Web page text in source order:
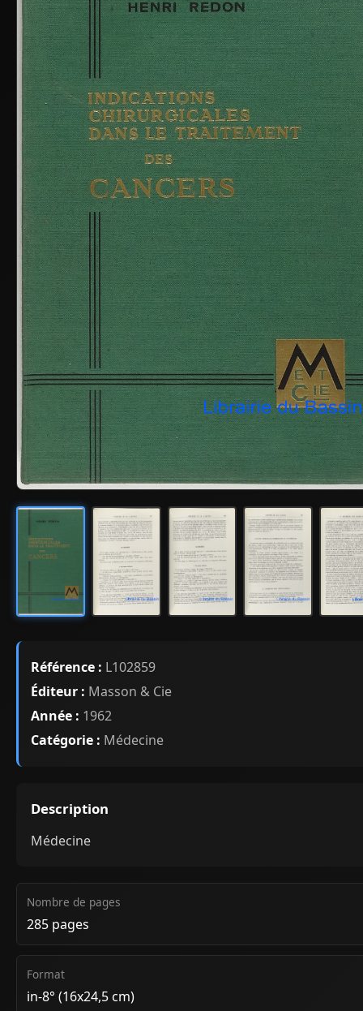
Référence : L102859
Éditeur : Masson & Cie
Année : 1962
Catégorie : Médecine
Description
Médecine
Nombre de pages
285 pages
Format
in-8° (16x24,5 cm)